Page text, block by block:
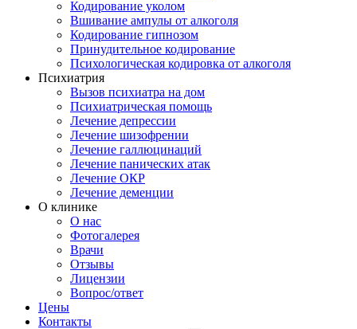
Кодирование уколом
Вшивание ампулы от алкоголя
Кодирование гипнозом
Принудительное кодирование
Психологическая кодировка от алкоголя
Психиатрия
Вызов психиатра на дом
Психиатрическая помощь
Лечение депрессии
Лечение шизофрении
Лечение галлюцинаций
Лечение панических атак
Лечение ОКР
Лечение деменции
О клинике
О нас
Фотогалерея
Врачи
Отзывы
Лицензии
Вопрос/ответ
Цены
Контакты